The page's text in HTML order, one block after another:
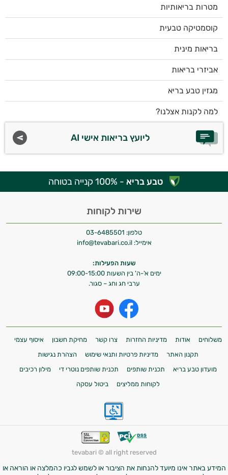
מטרות בריאותיות
קוסמטיקה טבעית
בריאות מינית
אביזרי בריאות
מגזין טבע בריא
למה לקנות אצלנו?
ליועץ בריאות אישי AI
טבע בריא - 100% קנייה בטוחה
שירות לקוחות
טלפון: 03-6485501
אימייל: info@tevabari.co.il
שעות הפעילות:
ימים א'-ה' בין השעות 09:00-15:00
ערבי חג וחג – סגור.
משלוחים אודות מדיניות החזרות צרו קשר מחיקת חשבון
איסוף עצמי
תקנון האתר
מדיניות פרטיות ותנאי שימוש
הצהרת נגישות
מועדון טבע בריא
תכנית שותפים תכנית שותפים נוטרי די
מילון רכיבים
לקוחות ממליצים
ביטול עסקה
tevabari © all right reserved
המידע באתר אינו מיועד להנחות את הציבור או לשמש לגביו כהמלצה או הוראה או